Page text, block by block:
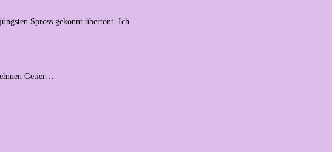
Spross gekonnt übertönt. Ich…
Getier…